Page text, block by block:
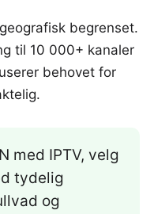
begrenset.
til 10 000+ kanaler
behovet for
med IPTV, velg
tydelig
og